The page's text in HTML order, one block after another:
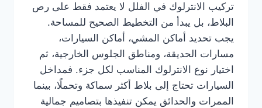
تركيب الانترلوك في الفلل لا يعتمد فقط على رص
البلاط، بل يبدأ من التخطيط الصحيح للمساحة.
يجب تحديد أماكن المشي، أماكن السيارات،
مسارات الحديقة، ومناطق الجلوس الخارجية، ثم
اختيار نوع الانترلوك المناسب لكل جزء. فمداخل
السيارات تحتاج إلى بلاط أكثر سماكة وتحملًا، بينما
الممرات والحدائق يمكن تنفيذها بتصاميم جمالية